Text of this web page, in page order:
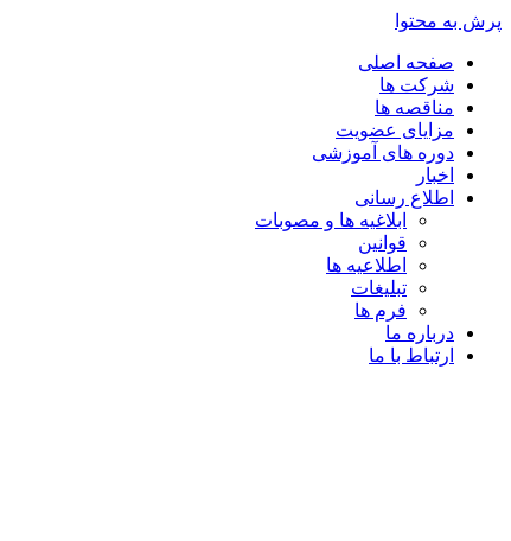
پرش به محتوا
صفحه اصلی
شرکت ها
مناقصه ها
مزایای عضویت
دوره های آموزشی
اخبار
اطلاع رسانی
ابلاغیه ها و مصوبات
قوانین
اطلاعیه ها
تبلیغات
فرم ها
درباره ما
ارتباط با ما